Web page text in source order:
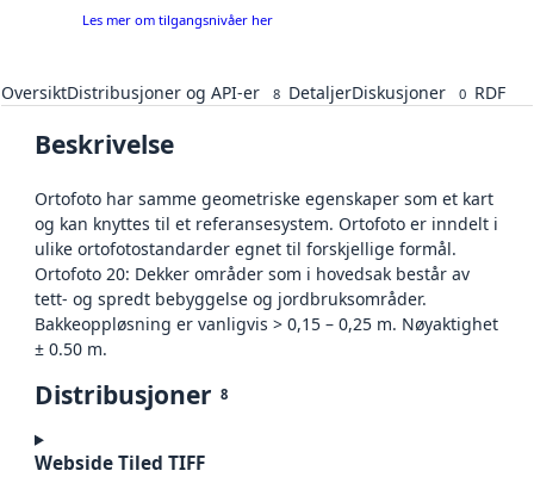
Les mer om tilgangsnivåer her
OversiktDistribusjoner og API-er 8 DetaljerDiskusjoner 0 RDF
Beskrivelse
Ortofoto har samme geometriske egenskaper som et kart
og kan knyttes til et referansesystem. Ortofoto er inndelt i
ulike ortofotostandarder egnet til forskjellige formål.
Ortofoto 20: Dekker områder som i hovedsak består av
tett- og spredt bebyggelse og jordbruksområder.
Bakkeoppløsning er vanligvis > 0,15 – 0,25 m. Nøyaktighet
± 0.50 m.
Distribusjoner 8
Webside Tiled TIFF